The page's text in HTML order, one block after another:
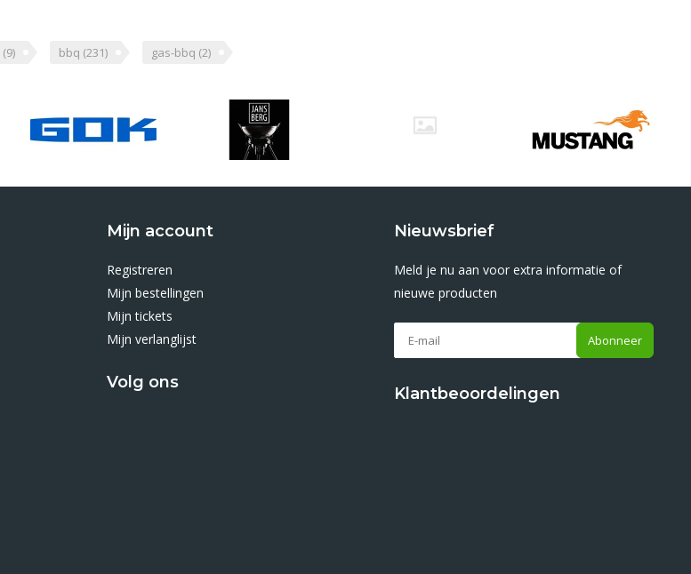
(9) bbq (231) gas-bbq (2)
Mijn account
Registreren
Mijn bestellingen
Mijn tickets
Mijn verlanglijst
Volg ons
Nieuwsbrief
Meld je nu aan voor extra informatie of
nieuwe producten
Abonneer
Klantbeoordelingen